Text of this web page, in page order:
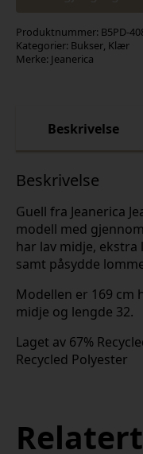
Produktnummer: B5PD-
Kategorier: Bukser, Klær
Merke: Jeanerica
Beskrivelse
Beskrivelse
Guell fra Jeanerica
modell med
har lav midje, ekstra
samt påsydde
Modellen er 169 cm
midje og lengde 32.
Laget av 67%
Recycled Polyester